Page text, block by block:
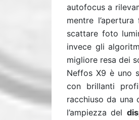
autofocus a
mentre
scattare foto
invece gli
migliore resa dei
Neffos X9 è uno
con brillanti
racchiuso da una
l’ampiezza del